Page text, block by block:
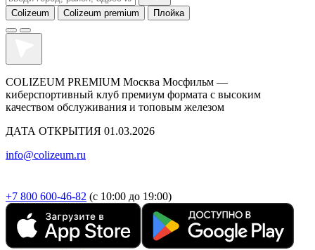
Colizeum Colizeum premium Плойка
COLIZEUM PREMIUM Москва Мосфильм —
киберспортивный клуб премиум формата с высоким
качеством обслуживания и топовым железом
ДАТА ОТКРЫТИЯ 01.03.2026
info@colizeum.ru
+7 800 600-46-82 (с 10:00 до 19:00)